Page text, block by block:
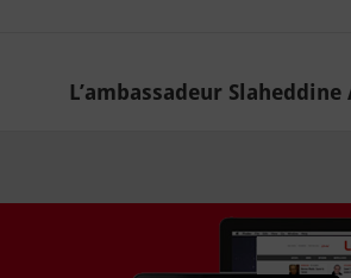
L’ambassadeur